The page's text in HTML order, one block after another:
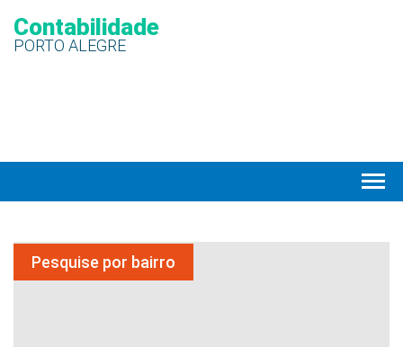
Contabilidade
PORTO ALEGRE
Pesquise por bairro